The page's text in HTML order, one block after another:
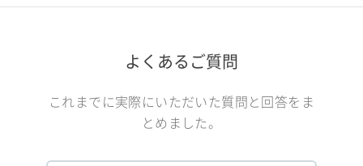
よくあるご質問
これまでに実際にいただいた質問と回答をま
とめました。